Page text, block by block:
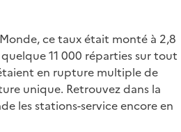
ce taux était monté à 2,8
11 000 réparties sur tout
en rupture multiple de
unique. Retrouvez dans la
les stations-service encore en